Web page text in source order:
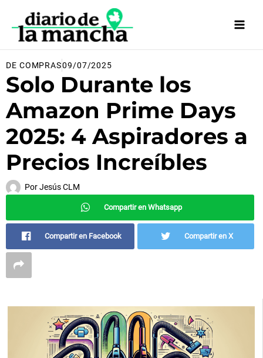
contenido
DE COMPRAS09/07/2025
Solo Durante los
Amazon Prime Days
2025: 4 Aspiradores a
Precios Increíbles
PorJesús CLM
Compartir en Whatsapp
Compartir en Facebook Compartir en X